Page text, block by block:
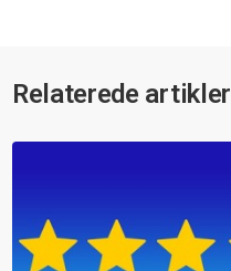
Relaterede artikler